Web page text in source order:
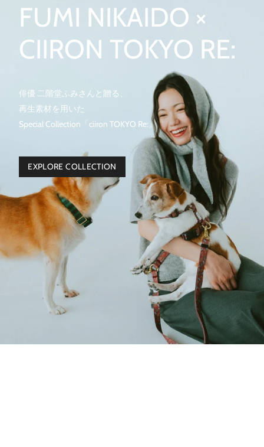
FUMI NIKAIDO ×
CIIRON TOKYO RE:
俳優 二階堂ふみさんと贈る、
再生素材を用いた
Special Collection「ciiron TOKYO Re:』
EXPLORE COLLECTION